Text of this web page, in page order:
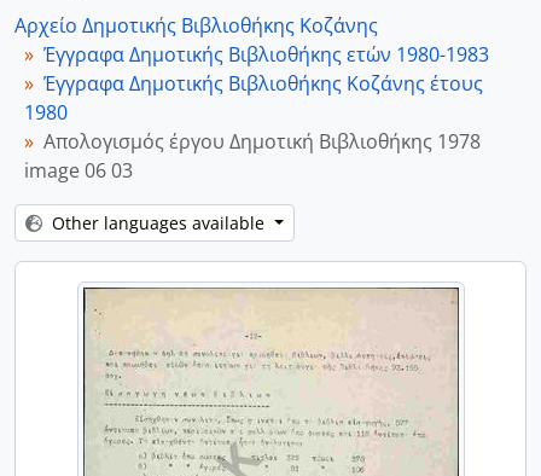
Αρχείο Δημοτικής Βιβλιοθήκης Κοζάνης
Έγγραφα Δημοτικής Βιβλιοθήκης ετών 1980-1983
Έγγραφα Δημοτικής Βιβλιοθήκης Κοζάνης έτους
1980
Απολογισμός έργου Δημοτική Βιβλιοθήκης 1978
image 06 03
Other languages available